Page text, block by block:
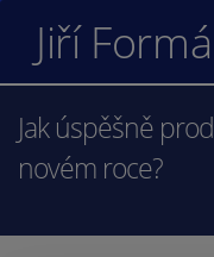
Jiří
Jak úspěšně
novém roce?